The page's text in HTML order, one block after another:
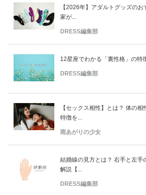
【2026年】アダルトグッズの
家が...
DRESS編集部
12星座でわかる「裏性格」の特
DRESS編集部
【セックス相性】とは？ 体の
特徴を...
雨あがりの少女
結婚線の見方とは？ 右手と左手
解説【...
DRESS編集部